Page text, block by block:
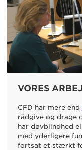
VORES
CFD har mere end
rådgive og drage
har døvblindhed
med yderligere
fortsat et stærkt